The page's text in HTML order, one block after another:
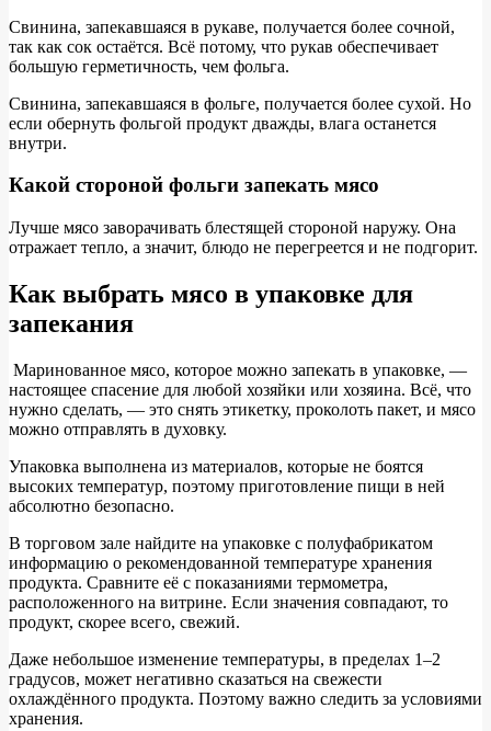
Свинина, запекавшаяся в рукаве, получается более сочной,
так как сок остаётся. Всё потому, что рукав обеспечивает
большую герметичность, чем фольга.
Свинина, запекавшаяся в фольге, получается более сухой. Но
если обернуть фольгой продукт дважды, влага останется
внутри.
Какой стороной фольги запекать мясо
Лучше мясо заворачивать блестящей стороной наружу. Она
отражает тепло, а значит, блюдо не перегреется и не подгорит.
Как выбрать мясо в упаковке для
запекания
Маринованное мясо, которое можно запекать в упаковке, —
настоящее спасение для любой хозяйки или хозяина. Всё, что
нужно сделать, — это снять этикетку, проколоть пакет, и мясо
можно отправлять в духовку.
Упаковка выполнена из материалов, которые не боятся
высоких температур, поэтому приготовление пищи в ней
абсолютно безопасно.
В торговом зале найдите на упаковке с полуфабрикатом
информацию о рекомендованной температуре хранения
продукта. Сравните её с показаниями термометра,
расположенного на витрине. Если значения совпадают, то
продукт, скорее всего, свежий.
Даже небольшое изменение температуры, в пределах 1–2
градусов, может негативно сказаться на свежести
охлаждённого продукта. Поэтому важно следить за условиями
хранения.